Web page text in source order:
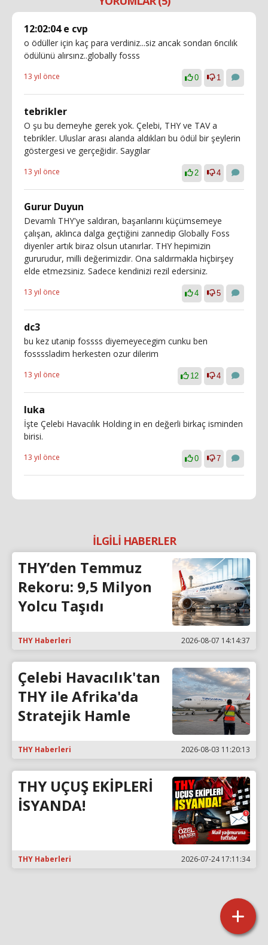
12:02:04 e cvp
o ödüller için kaç para verdiniz...siz ancak sondan 6ncılık
ödülünü alırsınz..globally fosss
13 yıl önce 0 1
tebrikler
O şu bu demeyhe gerek yok. Çelebi, THY ve TAV a
tebrikler. Uluslar arası alanda aldıkları bu ödül bir şeylerin
göstergesi ve gerçeğidir. Saygılar
13 yıl önce 2 4
Gurur Duyun
Devamlı THY'ye saldıran, başarılarını küçümsemeye
çalışan, aklınca dalga geçtiğini zannedip Globally Foss
diyenler artık biraz olsun utanırlar. THY hepimizin
gururudur, milli değerimizdir. Ona saldırmakla hiçbirşey
elde etmezsiniz. Sadece kendinizi rezil edersiniz.
13 yıl önce 4 5
dc3
bu kez utanip fossss diyemeyecegim cunku ben
fossssladim herkesten ozur dilerim
13 yıl önce 12 4
luka
İşte Çelebi Havacılık Holding in en değerli birkaç isminden
birisi.
13 yıl önce 0 7
İLGİLİ HABERLER
THY’den Temmuz
Rekoru: 9,5 Milyon
Yolcu Taşıdı
THY Haberleri 2026-08-07 14:14:37
Çelebi Havacılık'tan
THY ile Afrika'da
Stratejik Hamle
THY Haberleri 2026-08-03 11:20:13
THY UÇUŞ EKİPLERİ
İSYANDA!
THY Haberleri 2026-07-24 17:11:34